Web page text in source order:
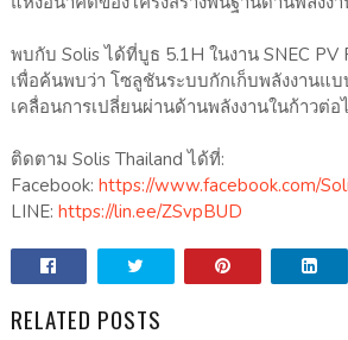
พบกับ Solis ได้ที่บูธ 5.1H ในงาน SNEC PV
เพื่อค้นพบว่า โซลูชันระบบกักเก็บพลังงานแ
เคลื่อนการเปลี่ยนผ่านด้านพลังงานในก้าวต่อ
ติดตาม Solis Thailand ได้ที่:
Facebook: https://www.facebook.com/
LINE: https://lin.ee/ZSvpBUD
RELATED POSTS